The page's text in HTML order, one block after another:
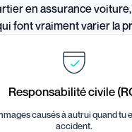
en assurance
font vraiment varier la
Responsabilité civile
causés à autrui quand tu
accident.